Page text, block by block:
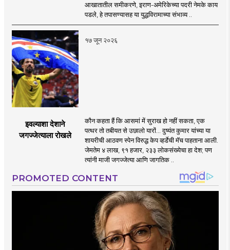
आखातातील समीकरणे, इराण-अमेरिकेच्या पदरी नेमके काय
पडले, हे तपासण्यासह या युद्धविरामाच्या संभाव्य ..
१७ जून २०२६
इवल्याशा देशाने
जगज्जेत्याला रोखले
कौन कहता हैं कि आसमां में सुराख हो नहीं सकता, एक
पत्थर तो तबीयत से उछालो यारों... दुष्यंत कुमार यांच्या या
शायरीची आठवण स्पेन विरुद्ध केप व्हर्डेची मॅच पाहताना आली.
जेमतेम ४ लाख, ९१ हजार, २३३ लोकसंख्येचा हा देश; पण
त्यांनी माजी जगज्जेत्या आणि जागतिक ..